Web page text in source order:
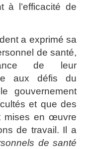
à l’efficacité de
a exprimé sa
de santé,
de leur
aux défis du
gouvernement
et que des
mises en œuvre
de travail. Il a
de santé